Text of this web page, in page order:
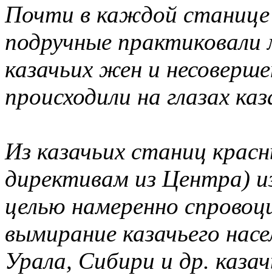
Почти в каждой станице
подручные практиковали
казачьих жен и
происходили на глазах
Из казачьих станиц
директивам из Центра)
целью намеренно
вымирание казачьего
Урала, Сибири и др.